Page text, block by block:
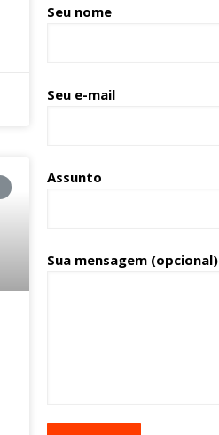
Seu nome
Seu e-mail
Assunto
Sua mensagem (opcional)